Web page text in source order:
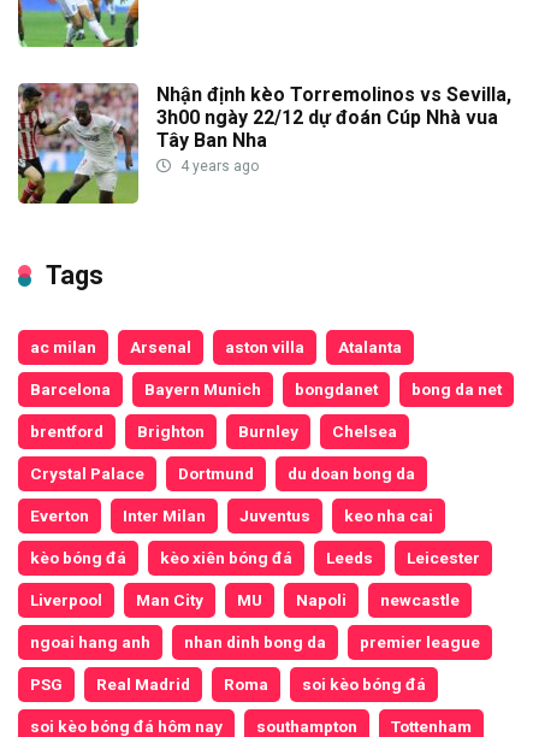
Nhận định kèo Torremolinos vs Sevilla,
3h00 ngày 22/12 dự đoán Cúp Nhà vua
Tây Ban Nha
4 years ago
Tags
ac milan Arsenal aston villa Atalanta
Barcelona Bayern Munich bongdanet bong da net
brentford Brighton Burnley Chelsea
Crystal Palace Dortmund du doan bong da
Everton Inter Milan Juventus keo nha cai
kèo bóng đá kèo xiên bóng đá Leeds Leicester
Liverpool Man City MU Napoli newcastle
ngoai hang anh nhan dinh bong da premier league
PSG Real Madrid Roma soi kèo bóng đá
soi kèo bóng đá hôm nay southampton Tottenham